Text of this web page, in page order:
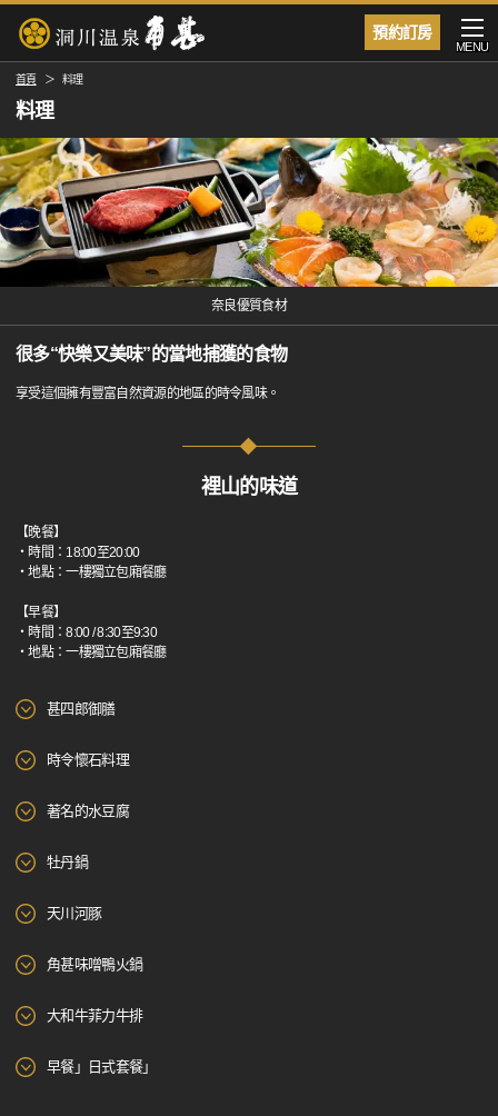
預約訂房
MENU
首頁 料理
料理
奈良優質食材
很多“快樂又美味”的當地捕獲的食物
享受這個擁有豐富自然資源的地區的時令風味。
裡山的味道
【晚餐】
・時間：18:00至20:00
・地點：一樓獨立包廂餐廳
【早餐】
・時間：8:00 / 8:30至9:30
・地點：一樓獨立包廂餐廳
甚四郎御膳
時令懷石料理
著名的水豆腐
牡丹鍋
天川河豚
角甚味噌鴨火鍋
大和牛菲力牛排
早餐」日式套餐」